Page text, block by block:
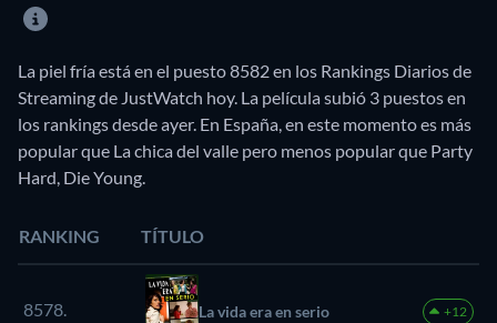
La piel fría está en el puesto 8582 en los Rankings Diarios de
Streaming de JustWatch hoy. La película subió 3 puestos en
los rankings desde ayer. En España, en este momento es más
popular que La chica del valle pero menos popular que Party
Hard, Die Young.
RANKING TÍTULO
8578. La vida era en serio +12